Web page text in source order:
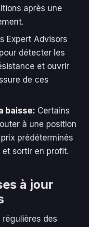
après une
Expert Advisors
détecter les
et ouvrir
de ces
baisse: Certains
à une position
prédéterminés
sortir en profit.
à jour
régulières des